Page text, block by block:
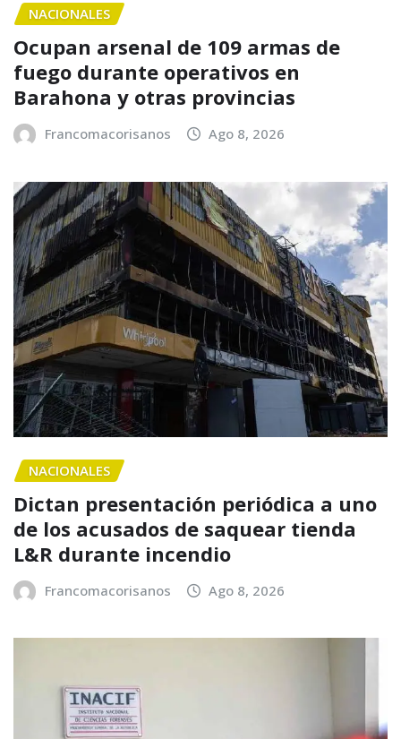
NACIONALES
Ocupan arsenal de 109 armas de
fuego durante operativos en
Barahona y otras provincias
Francomacorisanos Ago 8, 2026
NACIONALES
Dictan presentación periódica a uno
de los acusados de saquear tienda
L&R durante incendio
Francomacorisanos Ago 8, 2026